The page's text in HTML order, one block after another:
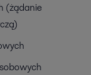
(żądanie